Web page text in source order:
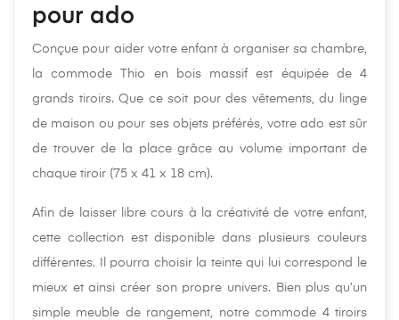
pour ado
Conçue pour aider votre enfant à organiser sa chambre,
la commode Thio en bois massif est équipée de 4
grands tiroirs. Que ce soit pour des vêtements, du linge
de maison ou pour ses objets préférés, votre ado est sûr
de trouver de la place grâce au volume important de
chaque tiroir (75 x 41 x 18 cm).
Afin de laisser libre cours à la créativité de votre enfant,
cette collection est disponible dans plusieurs couleurs
différentes. Il pourra choisir la teinte qui lui correspond le
mieux et ainsi créer son propre univers. Bien plus qu’un
simple meuble de rangement, notre commode 4 tiroirs